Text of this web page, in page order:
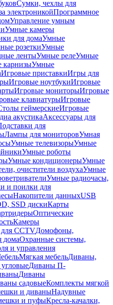
Сумки, чехлы для
электроникойПрограммное
Управление умным
Умные камеры
для домаУмные
розеткиУмные
лентыУмные релеУмные
карнизыУмные
Игровые приставкиИгры для
Игровые ноутбукиИгровые
Игровые мониторыИгровые
клавиатурыИгровые
геймерскиеИгровые
акустикаАксессуары для
для
Лампы для мониторовУмная
Умные телевизорыУмные
Умные роботы
Умные кондиционерыУмные
очистители воздухаУмные
Умные радиочасы,
и поилки для
Накопители данныхUSB
SSD дискиКарты
Оптические
Камеры
CCTVДомофоны,
домаОхранные системы,
и управления
Мягкая мебельДиваны,
Диваны П-
Диваны
садовыеКомплекты мягкой
и диваныНадувные
и пуфыКресла-качалки,